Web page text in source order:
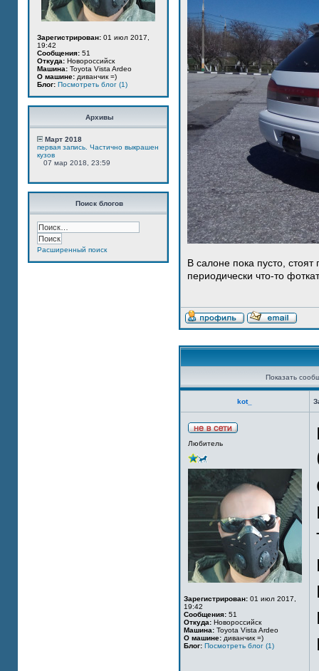
Зарегистрирован: 01 июл 2017,
19:42
Сообщения: 51
Откуда: Новороссийск
Машина: Toyota Vista Ardeo
О машине: диванчик =)
Блог: Посмотреть блог (1)
Архивы
Март 2018
первая запись. Частично выкрашен
кузов
07 мар 2018, 23:59
Поиск блогов
Расширенный поиск
В салоне пока пусто,
периодически что-то
Показать
kot_
Любитель
Зарегистрирован: 01 июл 2017,
19:42
Сообщения: 51
Откуда: Новороссийск
Машина: Toyota Vista Ardeo
О машине: диванчик =)
Блог: Посмотреть блог (1)